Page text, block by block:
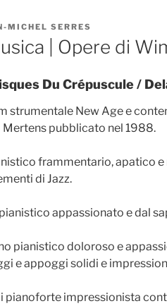
MICHEL SERRES
| Opere di
Du Crépuscule /
strumentale New Age e
pubblicato nel 1988.
frammentario, apatico e
di Jazz.
appassionato e dal
pianistico doloroso e
e appoggi solidi e
pianoforte impressionista